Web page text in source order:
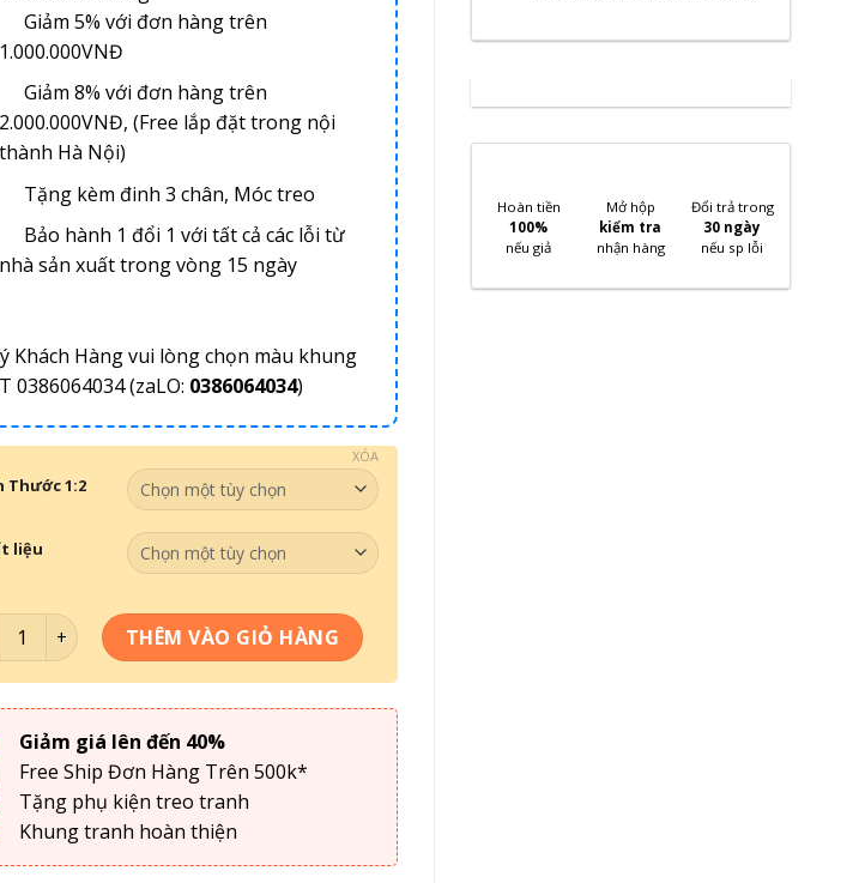
Giảm 5% với đơn hàng trên
1.000.000VNĐ
Giảm 8% với đơn hàng trên
2.000.000VNĐ, (Free lắp đặt trong nội
thành Hà Nội)
Tặng kèm đinh 3 chân, Móc treo
Bảo hành 1 đổi 1 với tất cả các lỗi từ
nhà sản xuất trong vòng 15 ngày
Khách Hàng vui lòng chọn màu khung
0386064034 (zaLO: 0386064034)
Thước 1:2
liệu
XÓA
Tráng Gương TG12-016 số lượng
THÊM VÀO GIỎ HÀNG
Giảm giá lên đến 40%
Free Ship Đơn Hàng Trên 500k*
Tặng phụ kiện treo tranh
Khung tranh hoàn thiện
Hoàn tiền
100%
nếu giả
Mở hộp
kiểm tra
nhận hàng
Đổi trả trong
30 ngày
nếu sp lỗi